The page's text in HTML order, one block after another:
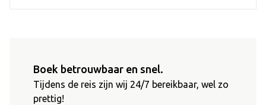
Boek betrouwbaar en snel.
Tijdens de reis zijn wij 24/7 bereikbaar, wel zo
prettig!